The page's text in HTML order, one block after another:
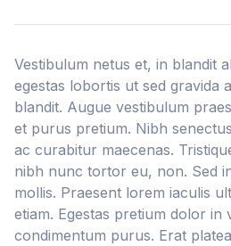
Vestibulum netus et, in blandit
egestas lobortis ut sed gravida
blandit. Augue vestibulum
et purus pretium. Nibh
ac curabitur maecenas.
nibh nunc tortor eu, non. Sed
mollis. Praesent lorem iaculis
etiam. Egestas pretium dolor in
condimentum purus. Erat